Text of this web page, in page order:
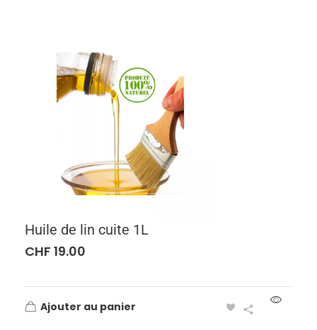
Huile de lin cuite 1L
CHF 19.00
Ajouter au panier